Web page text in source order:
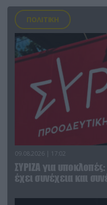
ΠΟΛΙΤΙΚΗ
09.08.2026 | 17:02
ΣΥΡΙΖΑ για
έχει συνέχεια και